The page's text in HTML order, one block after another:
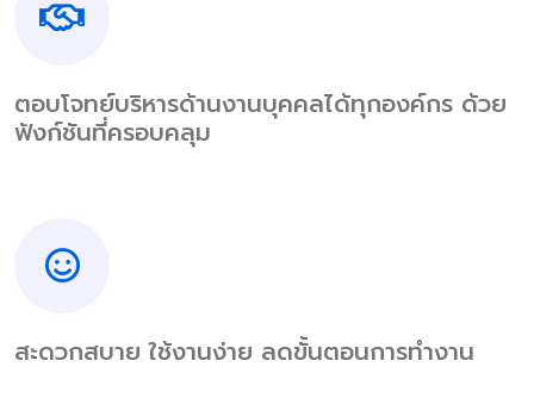
ตอบโจทย์บริหารด้านงานบุคคลได้ทุกองค์กร ด้วย
ฟังก์ชันที่ครอบคลุม
สะดวกสบาย ใช้งานง่าย ลดขั้นตอนการทำงาน